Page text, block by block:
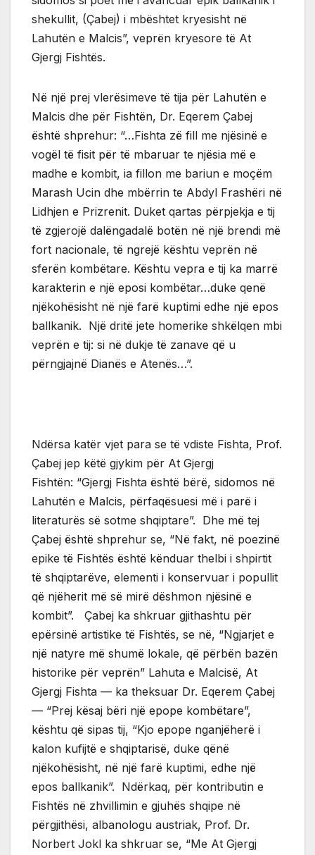
shekullit, (Çabej) i mbështet kryesisht në
Lahutën e Malcis”, veprën kryesore të At
Gjergj Fishtës.
Në një prej vlerësimeve të tija për Lahutën e
Malcis dhe për Fishtën, Dr. Eqerem Çabej
është shprehur: “…Fishta zë fill me njësinë e
vogël të fisit për të mbaruar te njësia më e
madhe e kombit, ia fillon me bariun e moçëm
Marash Ucin dhe mbërrin te Abdyl Frashëri në
Lidhjen e Prizrenit. Duket qartas përpjekja e tij
të zgjerojë dalëngadalë botën në një brendi më
fort nacionale, të ngrejë kështu veprën në
sferën kombëtare. Kështu vepra e tij ka marrë
karakterin e një eposi kombëtar…duke qenë
njëkohësisht në një farë kuptimi edhe një epos
ballkanik. Një dritë jete homerike shkëlqen mbi
veprën e tij: si në dukje të zanave që u
përngjajnë Dianës e Atenës…”.
Ndërsa katër vjet para se të vdiste Fishta, Prof.
Çabej jep këtë gjykim për At Gjergj
Fishtën: “Gjergj Fishta është bërë, sidomos në
Lahutën e Malcis, përfaqësuesi më i parë i
literaturës së sotme shqiptare”. Dhe më tej
Çabej është shprehur se, “Në fakt, në poezinë
epike të Fishtës është kënduar thelbi i shpirtit
të shqiptarëve, elementi i konservuar i popullit
që njëherit më së mirë dëshmon njësinë e
kombit”. Çabej ka shkruar gjithashtu për
epërsinë artistike të Fishtës, se në, “Ngjarjet e
një natyre më shumë lokale, që përbën bazën
historike për veprën” Lahuta e Malcisë, At
Gjergj Fishta — ka theksuar Dr. Eqerem Çabej
— “Prej kësaj bëri një epope kombëtare”,
kështu që sipas tij, “Kjo epope nganjëherë i
kalon kufijtë e shqiptarisë, duke qënë
njëkohësisht, në një farë kuptimi, edhe një
epos ballkanik”. Ndërkaq, për kontributin e
Fishtës në zhvillimin e gjuhës shqipe në
përgjithësi, albanologu austriak, Prof. Dr.
Norbert Jokl ka shkruar se, “Me At Gjergj